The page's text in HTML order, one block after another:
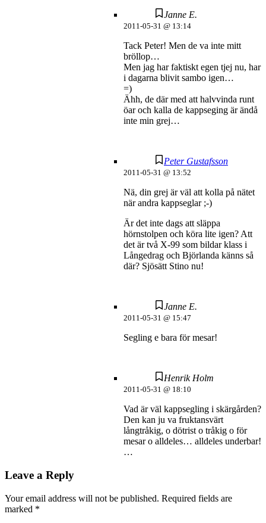
Janne E.
2011-05-31 @ 13:14
Tack Peter! Men de va inte mitt
bröllop…
Men jag har faktiskt egen tjej nu, har
i dagarna blivit sambo igen…
=)
Ähh, de där med att halvvinda runt
öar och kalla de kappseging är ändå
inte min grej…
Peter Gustafsson
2011-05-31 @ 13:52
Nä, din grej är väl att kolla på nätet
när andra kappseglar ;-)
Är det inte dags att släppa
hörnstolpen och köra lite igen? Att
det är två X-99 som bildar klass i
Långedrag och Björlanda känns så
där? Sjösätt Stino nu!
Janne E.
2011-05-31 @ 15:47
Segling e bara för mesar!
Henrik Holm
2011-05-31 @ 18:10
Vad är väl kappsegling i skärgården?
Den kan ju va fruktansvärt
långtråkig, o dötrist o tråkig o för
mesar o alldeles… alldeles underbar!
…
Leave a Reply
Your email address will not be published. Required fields are
marked *